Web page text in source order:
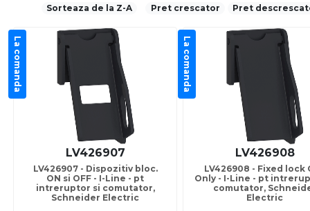
Sorteaza de la Z-A
Pret crescator Pret
La comanda
LV426907
LV426907 - Dispozitiv bloc.
ON si OFF - I-Line - pt
intreruptor si comutator,
Schneider Electric
La comanda
LV426908
LV426908 - Fixed lock
Only - I-Line - pt
comutator,
Electric